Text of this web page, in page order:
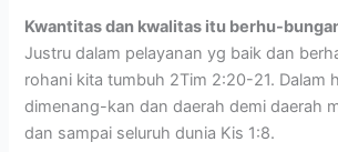
Kwantitas dan kwalitas itu berhu-
Justru dalam pelayanan yg baik dan
rohani kita tumbuh 2Tim 2:20-21. Dalam
dimenang-kan dan daerah demi daerah
dan sampai seluruh dunia Kis 1:8.